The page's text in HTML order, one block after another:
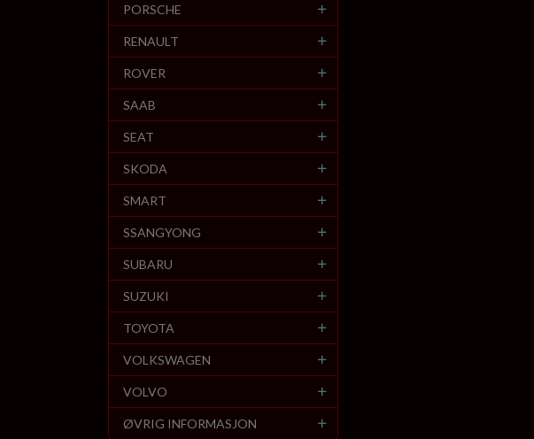
PORSCHE
RENAULT
ROVER
SAAB
SEAT
SKODA
SMART
SSANGYONG
SUBARU
SUZUKI
TOYOTA
VOLKSWAGEN
VOLVO
ØVRIG INFORMASJON